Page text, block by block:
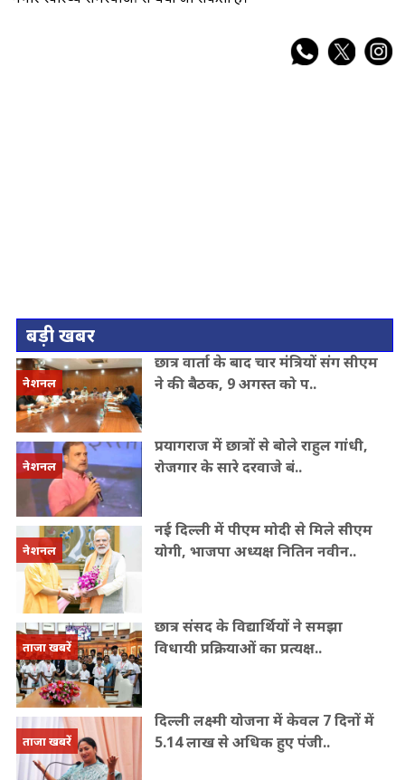
बड़ी खबर
नेशनल
छात्र वार्ता के बाद चार मंत्रियों संग सीएम
ने की बैठक, 9 अगस्त को प..
नेशनल
प्रयागराज में छात्रों से बोले राहुल गांधी,
रोजगार के सारे दरवाजे बं..
नेशनल
नई दिल्ली में पीएम मोदी से मिले सीएम
योगी, भाजपा अध्यक्ष नितिन नवीन..
ताजा खबरें
छात्र संसद के विद्यार्थियों ने समझा
विधायी प्रक्रियाओं का प्रत्यक्ष..
ताजा खबरें
दिल्ली लक्ष्मी योजना में केवल 7 दिनों में
5.14 लाख से अधिक हुए पंजी..